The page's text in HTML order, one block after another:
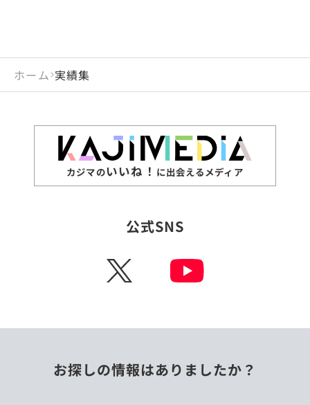
ホーム 実績集
カジマのいいね！ に出会えるメディア
公式SNS
X
お探しの情報はありましたか？